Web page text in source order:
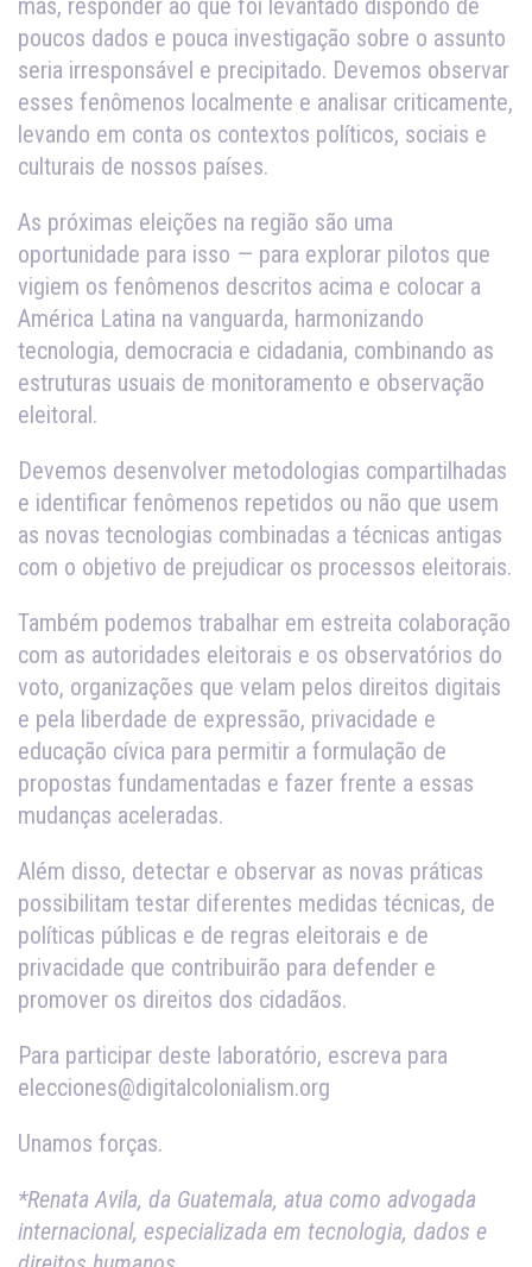
mas, responder ao que foi levantado dispondo de
poucos dados e pouca investigação sobre o assunto
seria irresponsável e precipitado. Devemos observar
esses fenômenos localmente e analisar criticamente,
levando em conta os contextos políticos, sociais e
culturais de nossos países.
As próximas eleições na região são uma
oportunidade para isso — para explorar pilotos que
vigiem os fenômenos descritos acima e colocar a
América Latina na vanguarda, harmonizando
tecnologia, democracia e cidadania, combinando as
estruturas usuais de monitoramento e observação
eleitoral.
Devemos desenvolver metodologias compartilhadas
e identificar fenômenos repetidos ou não que usem
as novas tecnologias combinadas a técnicas antigas
com o objetivo de prejudicar os processos eleitorais.
Também podemos trabalhar em estreita colaboração
com as autoridades eleitorais e os observatórios do
voto, organizações que velam pelos direitos digitais
e pela liberdade de expressão, privacidade e
educação cívica para permitir a formulação de
propostas fundamentadas e fazer frente a essas
mudanças aceleradas.
Além disso, detectar e observar as novas práticas
possibilitam testar diferentes medidas técnicas, de
políticas públicas e de regras eleitorais e de
privacidade que contribuirão para defender e
promover os direitos dos cidadãos.
Para participar deste laboratório, escreva para
elecciones@digitalcolonialism.org
Unamos forças.
*Renata Avila, da Guatemala, atua como advogada
internacional, especializada em tecnologia, dados e